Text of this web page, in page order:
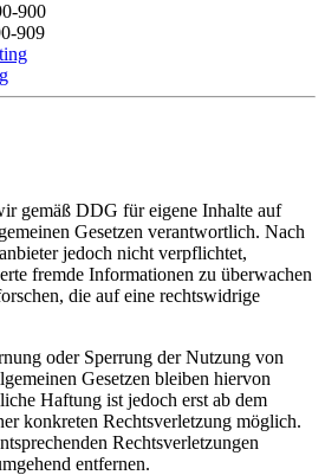
900
909
gemäß DDG für eigene Inhalte auf
Gesetzen verantwortlich. Nach
jedoch nicht verpflichtet,
fremde Informationen zu überwachen
die auf eine rechtswidrige
oder Sperrung der Nutzung von
Gesetzen bleiben hiervon
Haftung ist jedoch erst ab dem
konkreten Rechtsverletzung möglich.
Rechtsverletzungen
entfernen.